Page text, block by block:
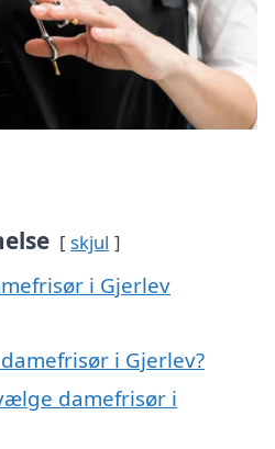
skjul
i Gjerlev
i Gjerlev?
damefrisør i